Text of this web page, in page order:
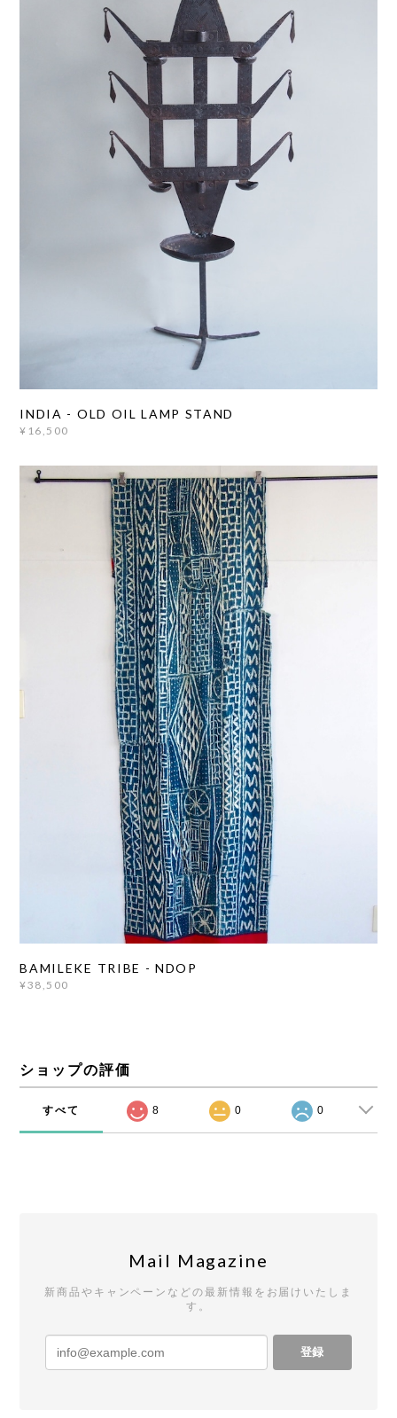
INDIA - OLD OIL LAMP STAND
¥16,500
BAMILEKE TRIBE - NDOP
¥38,500
ショップの評価
すべて 8 0 0
Mail Magazine
新商品やキャンペーンなどの最新情報をお届けいたしま
す。
登録